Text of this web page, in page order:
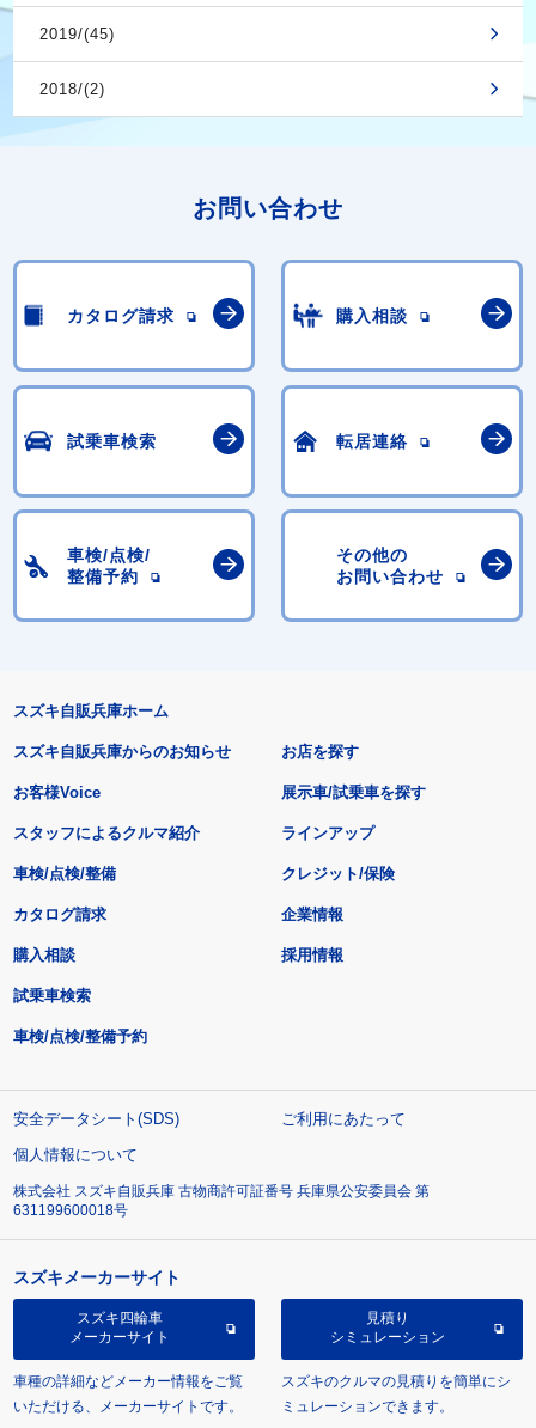
2019/(45)
2018/(2)
お問い合わせ
カタログ請求 購入相談
試乗車検索 転居連絡
車検/点検/
整備予約
その他の
お問い合わせ
スズキ自販兵庫ホーム
スズキ自販兵庫からのお知らせ
お客様Voice
スタッフによるクルマ紹介
お店を探す
展示車/試乗車を探す
ラインアップ
車検/点検/整備 クレジット/保険
カタログ請求
購入相談
試乗車検索
車検/点検/整備予約
企業情報
採用情報
安全データシート(SDS)
ご利用にあたって
個人情報について
株式会社 スズキ自販兵庫 古物商許可証番号 兵庫県公安委員会 第
631199600018号
スズキメーカーサイト
スズキ四輪車
メーカーサイト
車種の詳細などメーカー情報をご覧
いただける、メーカーサイトです。
見積り
シミュレーション
スズキのクルマの見積りを簡単にシ
ミュレーションできます。